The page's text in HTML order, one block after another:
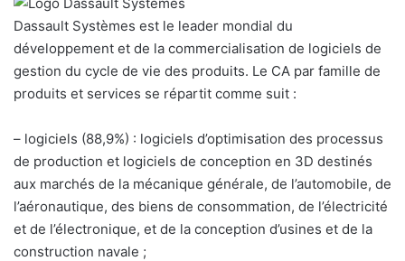
Dassault Systèmes est le leader mondial du
développement et de la commercialisation de logiciels de
gestion du cycle de vie des produits. Le CA par famille de
produits et services se répartit comme suit :
– logiciels (88,9%) : logiciels d’optimisation des processus
de production et logiciels de conception en 3D destinés
aux marchés de la mécanique générale, de l’automobile, de
l’aéronautique, des biens de consommation, de l’électricité
et de l’électronique, et de la conception d’usines et de la
construction navale ;